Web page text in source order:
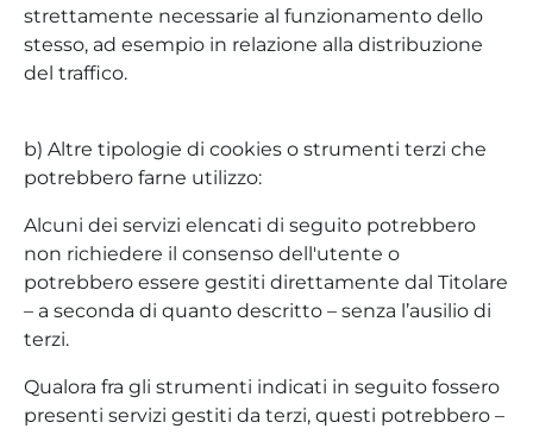
strettamente necessarie al funzionamento dello
stesso, ad esempio in relazione alla distribuzione
del traffico.
b) Altre tipologie di cookies o strumenti terzi che
potrebbero farne utilizzo:
Alcuni dei servizi elencati di seguito potrebbero
non richiedere il consenso dell'utente o
potrebbero essere gestiti direttamente dal Titolare
– a seconda di quanto descritto – senza l’ausilio di
terzi.
Qualora fra gli strumenti indicati in seguito fossero
presenti servizi gestiti da terzi, questi potrebbero –